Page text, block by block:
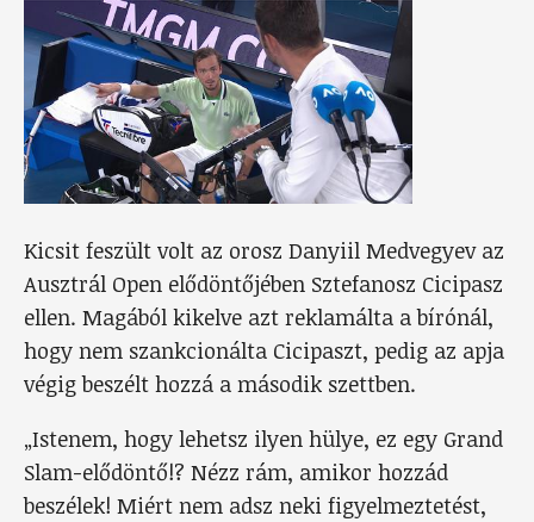
Kicsit feszült volt az orosz Danyiil Medvegyev az
Ausztrál Open elődöntőjében Sztefanosz Cicipasz
ellen. Magából kikelve azt reklamálta a bírónál,
hogy nem szankcionálta Cicipaszt, pedig az apja
végig beszélt hozzá a második szettben.
„Istenem, hogy lehetsz ilyen hülye, ez egy Grand
Slam-elődöntő!? Nézz rám, amikor hozzád
beszélek! Miért nem adsz neki figyelmeztetést,